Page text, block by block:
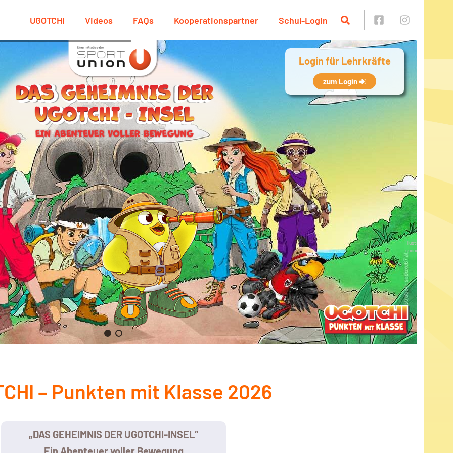
UGOTCHI Videos FAQs Kooperationspartner Schul-Login
Login für Lehrkräfte
zum Login
Illustration:
sudoxe67.at
– Punkten mit Klasse 2026
„DAS GEHEIMNIS DER UGOTCHI-INSEL“